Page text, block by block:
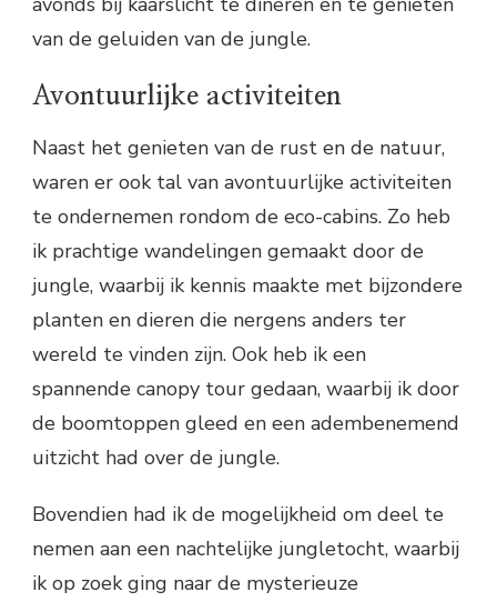
van de geluiden van de jungle.
Avontuurlijke activiteiten
Naast het genieten van de rust en de natuur,
waren er ook tal van avontuurlijke activiteiten
te ondernemen rondom de eco-cabins. Zo heb
ik prachtige wandelingen gemaakt door de
jungle, waarbij ik kennis maakte met bijzondere
planten en dieren die nergens anders ter
wereld te vinden zijn. Ook heb ik een
spannende canopy tour gedaan, waarbij ik door
de boomtoppen gleed en een adembenemend
uitzicht had over de jungle.
Bovendien had ik de mogelijkheid om deel te
nemen aan een nachtelijke jungletocht, waarbij
ik op zoek ging naar de mysterieuze